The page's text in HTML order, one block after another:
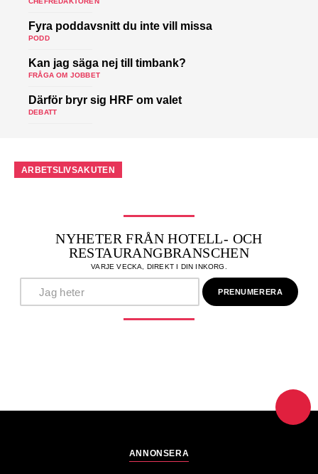
Fyra poddavsnitt du inte vill missa
PODD
Kan jag säga nej till timbank?
FRÅGA OM JOBBET
Därför bryr sig HRF om valet
DEBATT
ARBETSLIVSAKUTEN
NYHETER FRÅN HOTELL- OCH
RESTAURANGBRANSCHEN
VARJE VECKA, DIREKT I DIN INKORG.
ANNONSERA